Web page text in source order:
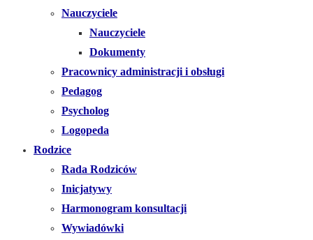
Nauczyciele
Nauczyciele
Dokumenty
Pracownicy administracji i obsługi
Pedagog
Psycholog
Logopeda
Rodzice
Rada Rodziców
Inicjatywy
Harmonogram konsultacji
Wywiadówki